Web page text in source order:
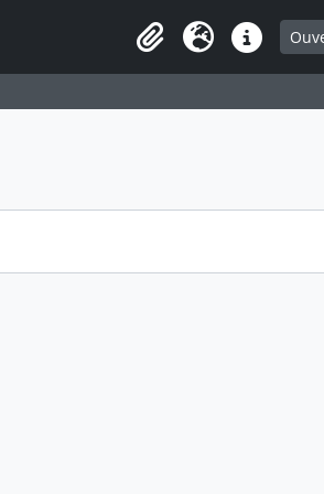
Presse-papier
LangueLiens